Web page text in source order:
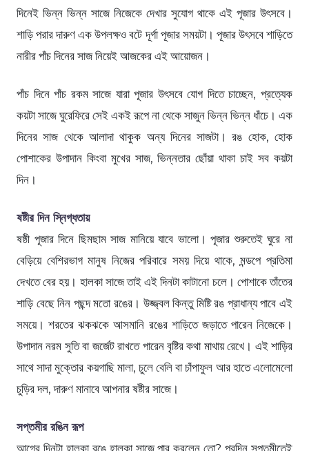
দিনেই ভিন্ন ভিন্ন সাজে নিজেকে দেখার সুযোগ থাকে এই পূজার উৎসবে।
শাড়ি পরার দারুণ এক উপলক্ষও বটে দূর্গা পূজার সময়টা। পূজার উৎসবে শাড়িতে
নারীর পাঁচ দিনের সাজ নিয়েই আজকের এই আয়োজন।
পাঁচ দিনে পাঁচ রকম সাজে যারা পূজার উৎসবে যোগ দিতে চাচ্ছেন, প্রত্যেক
কয়টা সাজে ঘুরেফিরে সেই একই রূপে না থেকে সাজুন ভিন্ন ভিন্ন ধাঁচে। এক
দিনের সাজ থেকে আলাদা থাকুক অন্য দিনের সাজটা। রঙ হোক, হোক
পোশাকের উপাদান কিংবা মুখের সাজ, ভিন্নতার ছোঁয়া থাকা চাই সব কয়টা
দিন।
ষষ্টীর দিন স্নিগ্ধতায়
ষষ্ঠী পূজার দিনে ছিমছাম সাজ মানিয়ে যাবে ভালো। পূজার শুরুতেই ঘুরে না
বেড়িয়ে বেশিরভাগ মানুষ নিজের পরিবারে সময় দিয়ে থাকে, মন্ডপে প্রতিমা
দেখতে বের হয়। হালকা সাজে তাই এই দিনটা কাটানো চলে। পোশাকে তাঁতের
শাড়ি বেছে নিন পছন্দ মতো রঙের। উজ্জ্বল কিন্তু মিষ্টি রঙ প্রাধান্য পাবে এই
সময়ে। শরতের ঝকঝকে আসমানি রঙের শাড়িতে জড়াতে পারেন নিজেকে।
উপাদান নরম সুতি বা জর্জেট রাখতে পারেন বৃষ্টির কথা মাথায় রেখে। এই শাড়ির
সাথে সাদা মুক্তোর কয়গাছি মালা, চুলে বেলি বা চাঁপাফুল আর হাতে এলোমেলো
চুড়ির দল, দারুণ মানাবে আপনার ষষ্টীর সাজে।
সপ্তমীর রঙিন রূপ